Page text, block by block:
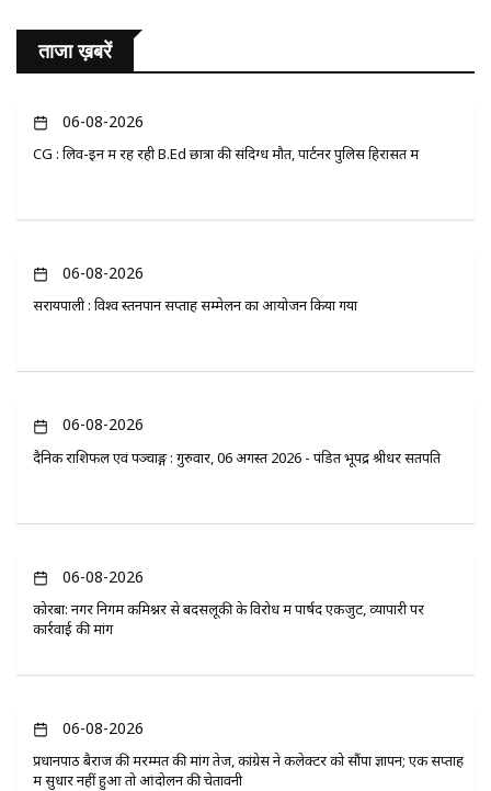
ताजा ख़बरें
06-08-2026
CG : लिव-इन में रह रही B.Ed छात्रा की संदिग्ध मौत, पार्टनर पुलिस हिरासत में
06-08-2026
सरायपाली : विश्व स्तनपान सप्ताह सम्मेलन का आयोजन किया गया
06-08-2026
दैनिक राशिफल एवं पञ्चाङ्ग : गुरुवार, 06 अगस्त 2026 - पंडित भूपेंद्र श्रीधर सतपति
06-08-2026
कोरबा: नगर निगम कमिश्नर से बदसलूकी के विरोध में पार्षद एकजुट, व्यापारी पर
कार्रवाई की मांग
06-08-2026
प्रधानपाठ बैराज की मरम्मत की मांग तेज, कांग्रेस ने कलेक्टर को सौंपा ज्ञापन; एक सप्ताह
में सुधार नहीं हुआ तो आंदोलन की चेतावनी